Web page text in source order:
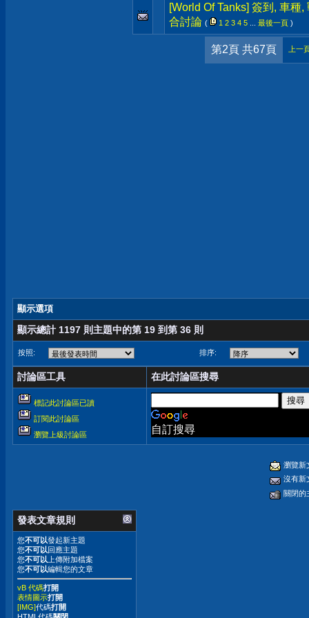
[World Of Tanks] 簽到, 車種
合討論 ( 1 2 3 4 5 最後一頁 )
第2頁 共67頁 上一
顯示選項
顯示總計 1197 則主題中的第 19 到第 36 則
按照: 排序:
討論區工具 在此討論區搜尋
標記此討論區已讀
訂閱此討論區
瀏覽上級討論區
自訂搜尋
瀏覽新
沒有新
關閉的
發表文章規則
您不可以發起新主題
您不可以回應主題
您不可以 上傳附加檔案
您不可以編輯您的文章
vB 代碼打開
表情圖示打開
[IMG]代碼打開